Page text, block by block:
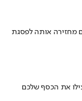
מחזירה אותה לפסגת
את הכסף שלכם